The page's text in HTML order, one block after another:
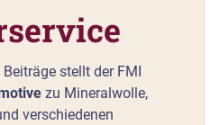
stellt der FMI
zu Mineralwolle,
verschiedenen